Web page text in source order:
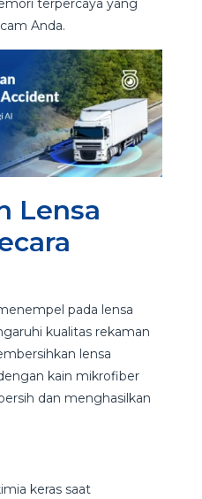
Anda.
Lensa
pada lensa
kualitas rekaman
lensa
kain mikrofiber
dan menghasilkan
keras saat